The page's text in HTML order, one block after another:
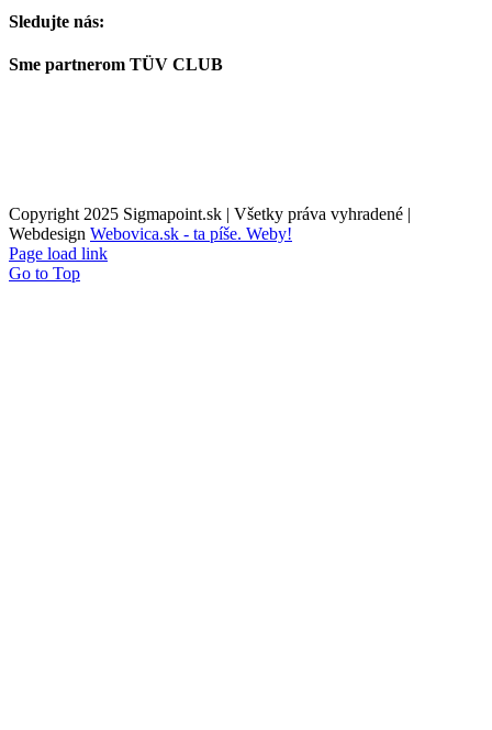
Sledujte nás:
Sme partnerom TÜV CLUB
Copyright 2025 Sigmapoint.sk | Všetky práva vyhradené |
Webdesign Webovica.sk - ta píše. Weby!
Page load link
Go to Top